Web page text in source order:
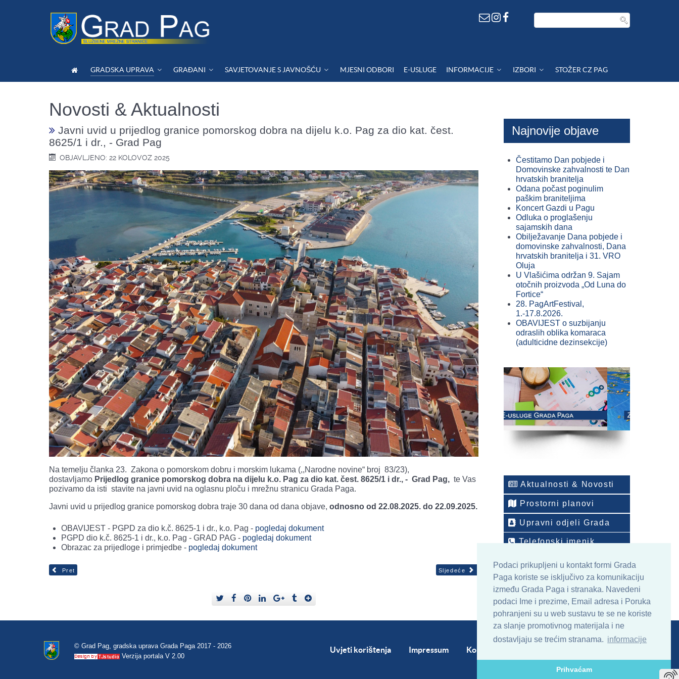
Podaci prikupljeni u kontakt formi Grada
Paga koriste se isključivo za komunikaciju
između Grada Paga i stranaka. Navedeni
podaci Ime i prezime, Email adresa i Poruka
pohranjeni su u web sustavu te se ne koriste
za slanje promotivnog materijala i ne
dostavljaju se trećim stranama. informacije
Prihvaćam
GRADSKA UPRAVA GRAĐANI SAVJETOVANJE S JAVNOŠĆU MJESNI ODBORI E-USLUGE INFORMACIJE IZBORI STOŽER CZ PAG
Novosti & Aktualnosti
Javni uvid u prijedlog granice pomorskog dobra na dijelu k.o. Pag za dio kat. čest.
8625/1 i dr., - Grad Pag
OBJAVLJENO: 22 KOLOVOZ 2025
Na temelju članka 23. Zakona o pomorskom dobru i morskim lukama (,,Narodne novine“ broj 83/23),
dostavljamo Prijedlog granice pomorskog dobra na dijelu k.o. Pag za dio kat. čest. 8625/1 i dr., - Grad Pag, te Vas
pozivamo da isti stavite na javni uvid na oglasnu ploču i mrežnu stranicu Grada Paga.
Javni uvid u prijedlog granice pomorskog dobra traje 30 dana od dana objave, odnosno od 22.08.2025. do 22.09.2025.
OBAVIJEST - PGPD za dio k.č. 8625-1 i dr., k.o. Pag - pogledaj dokument
PGPD dio k.č. 8625-1 i dr., k.o. Pag - GRAD PAG - pogledaj dokument
Obrazac za prijedloge i primjedbe - pogledaj dokument
Pret Sljedeće
Najnovije objave
Čestitamo Dan pobjede i
Domovinske zahvalnosti te Dan
hrvatskih branitelja
Odana počast poginulim
paškim braniteljima
Koncert Gazdi u Pagu
Odluka o proglašenju
sajamskih dana
Obilježavanje Dana pobjede i
domovinske zahvalnosti, Dana
hrvatskih branitelja i 31. VRO
Oluja
U Vlašićima održan 9. Sajam
otočnih proizvoda „Od Luna do
Fortice“
28. PagArtFestival,
1.-17.8.2026.
OBAVIJEST o suzbijanju
odraslih oblika komaraca
(adulticidne dezinsekcije)
Aktualnosti & Novosti
Prostorni planovi
Upravni odjeli Grada
Telefonski imenik
ONLINE arhiv sadržaja
© Grad Pag, gradska uprava Grada Paga 2017 - 2026
Verzija portala V 2.00
Uvjeti korištenja Impressum Kontakt